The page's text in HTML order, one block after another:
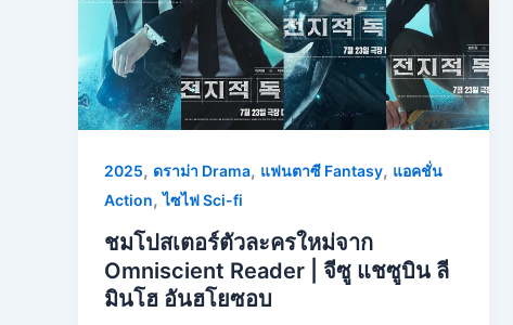
2025, ดราม่า Drama, แฟนตาซี Fantasy, แอคชั่น
Action,ไซไฟ Sci-fi
ชมโปสเตอร์ตัวละครใหม่จาก
Omniscient Reader | จีซู แชซูบิน ลี
มินโฮ อันฮโยซอบ